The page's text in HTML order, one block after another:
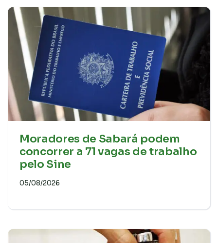
Moradores de Sabará podem
concorrer a 71 vagas de trabalho
pelo Sine
05/08/2026